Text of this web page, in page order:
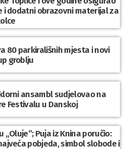
i dodatni obrazovni materijal za
80 parkirališnih mjesta i novi
groblju
ansambl sudjelovao na
Festivalu u Danskoj
„Oluje“; Puja iz Knina poručio:
pobjeda, simbol slobode i